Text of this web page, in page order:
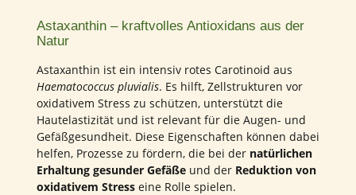
Astaxanthin – kraftvolles Antioxidans aus der
Natur
Astaxanthin ist ein intensiv rotes Carotinoid aus
Haematococcus pluvialis. Es hilft, Zellstrukturen vor
oxidativem Stress zu schützen, unterstützt die
Hautelastizität und ist relevant für die Augen- und
Gefäßgesundheit. Diese Eigenschaften können dabei
helfen, Prozesse zu fördern, die bei der natürlichen
Erhaltung gesunder Gefäße und der Reduktion von
oxidativem Stress eine Rolle spielen.